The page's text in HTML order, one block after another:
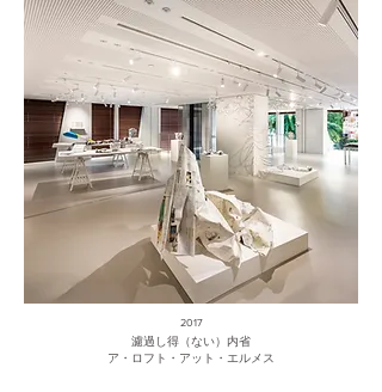
2017
濾過し得（ない）内省
ア・ロフト・アット・エルメス